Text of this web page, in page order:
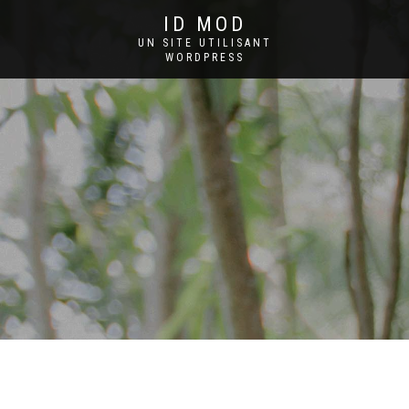
ID MOD
UN SITE UTILISANT
WORDPRESS